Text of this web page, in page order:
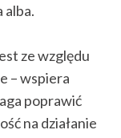
alba.
ze względu
– wspiera
poprawić
na działanie